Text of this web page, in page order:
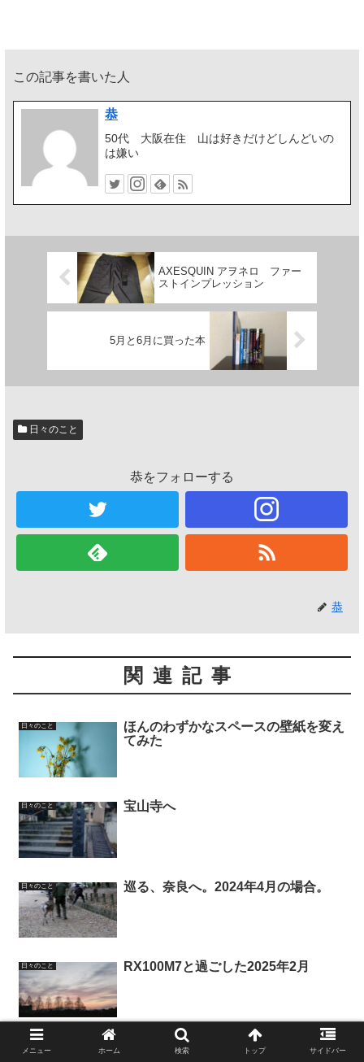
この記事を書いた人
恭
50代 大阪在住 山は好きだけどしんどいの
は嫌い
AXESQUIN アヲネロ ファー
ストインプレッション
5月と6月に買った本
日々のこと
恭をフォローする
恭
関連記事
日々のこと
ほんのわずかなスペースの壁紙を変え
てみた
日々のこと 宝山寺へ
日々のこと 巡る、奈良へ。2024年4月の場合。
日々のこと RX100M7と過ごした2025年2月
思いつきは吉なのか、凶なのか？
メニュー ホーム 検索 トップ サイドバー